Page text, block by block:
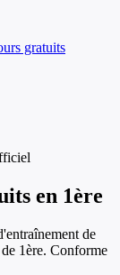
gratuits
en 1ère
de
1ère. Conforme